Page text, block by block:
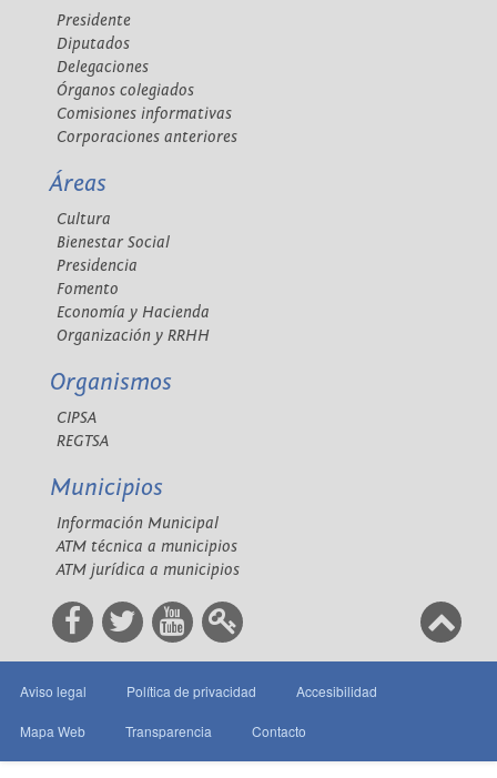
Presidente
Diputados
Delegaciones
Órganos colegiados
Comisiones informativas
Corporaciones anteriores
Áreas
Cultura
Bienestar Social
Presidencia
Fomento
Economía y Hacienda
Organización y RRHH
Organismos
CIPSA
REGTSA
Municipios
Información Municipal
ATM técnica a municipios
ATM jurídica a municipios
Aviso legal Política de privacidad Accesibilidad
Mapa Web Transparencia Contacto